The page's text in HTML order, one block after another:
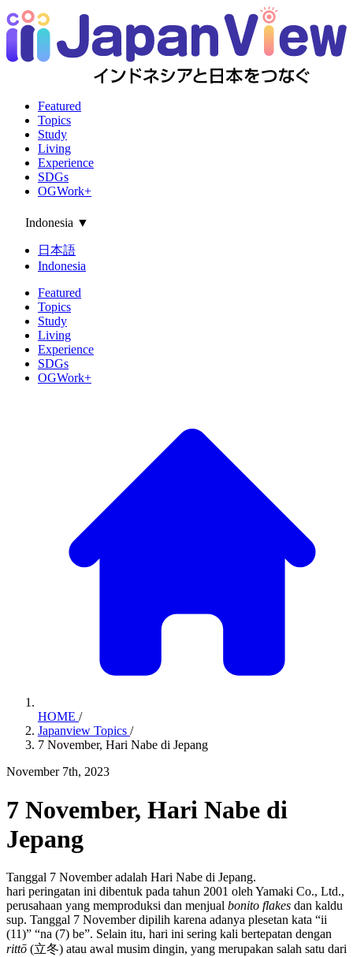
Featured
Topics
Study
Living
Experience
SDGs
OGWork+
Indonesia ▼
日本語
Indonesia
Featured
Topics
Study
Living
Experience
SDGs
OGWork+
HOME /
Japanview Topics /
7 November, Hari Nabe di Jepang
November 7th, 2023
7 November, Hari Nabe di
Jepang
Tanggal 7 November adalah Hari Nabe di Jepang.
hari peringatan ini dibentuk pada tahun 2001 oleh Yamaki Co., Ltd.,
perusahaan yang memproduksi dan menjual bonito flakes dan kaldu
sup. Tanggal 7 November dipilih karena adanya plesetan kata “ii
(11)” “na (7) be”. Selain itu, hari ini sering kali bertepatan dengan
rittō (立冬) atau awal musim dingin, yang merupakan salah satu dari